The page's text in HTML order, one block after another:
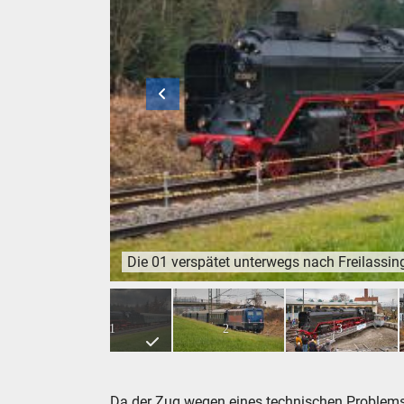
Die 01 verspätet unterwegs nach Freilassing,
Die 01 verspätet unterwegs nach
1 2 3